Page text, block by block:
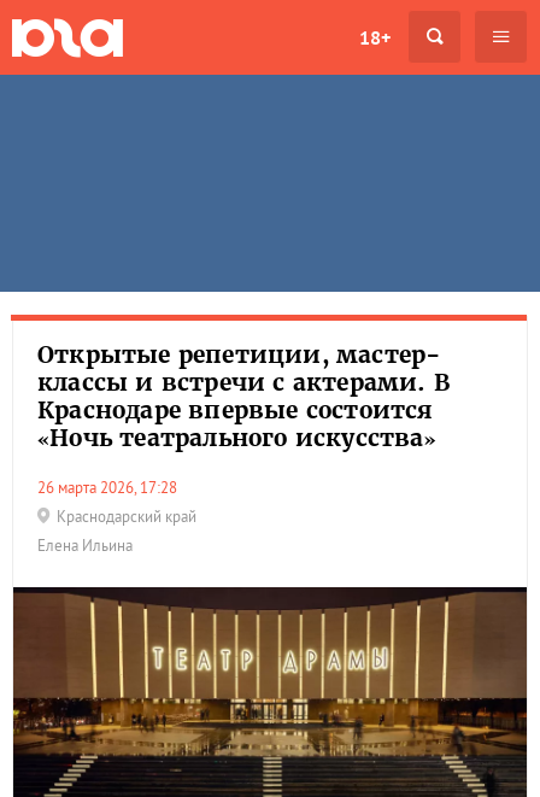
18+
Открытые репетиции, мастер-
классы и встречи с актерами. В
Краснодаре впервые состоится
«Ночь театрального искусства»
26 марта 2026, 17:28
Краснодарский край
Елена Ильина